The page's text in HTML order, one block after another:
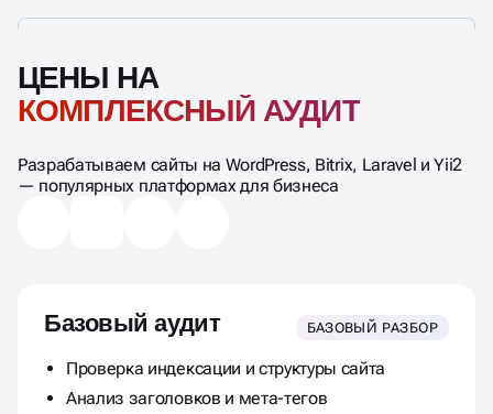
ЦЕНЫ НА
Разрабатываем сайты на WordPress, Bitrix, Laravel и Yii2
Базовый аудит БАЗОВЫЙ РАЗБОР
Проверка индексации и структуры сайта